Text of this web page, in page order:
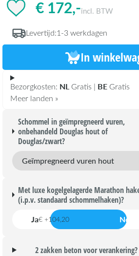
€ 172,-incl. BTW
Levertijd:1-3 werkdagen
In
Bezorgkosten: NL Gratis | BE Gratis
Meer landen »
Schommel in geïmpregneerd vuren,
onbehandeld Douglas hout of
Douglas/zwart?
Met luxe kogelgelagerde Marathon
(i.p.v. standaard schommelhaken)?
Ja€ +104,20 Nee
2 zakken beton voor verankering?